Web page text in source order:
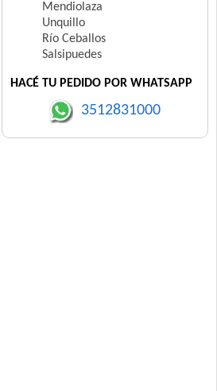
Mendiolaza
Unquillo
Río Ceballos
Salsipuedes
HACÉ TU PEDIDO POR WHATSAPP
3512831000